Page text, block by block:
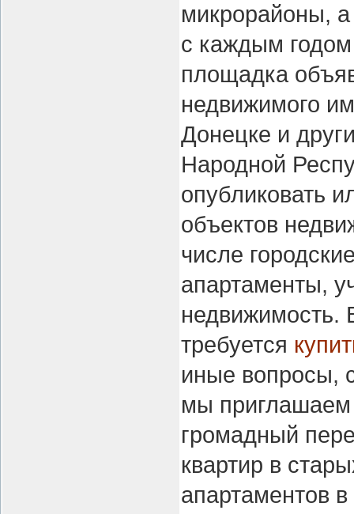
микрорайоны, а
с каждым годом
площадка
недвижимого
Донецке и
Народной
опубликовать
объектов
числе
апартаменты,
недвижимость.
требуется
иные вопросы,
мы приглашаем
громадный
квартир в
апартаментов